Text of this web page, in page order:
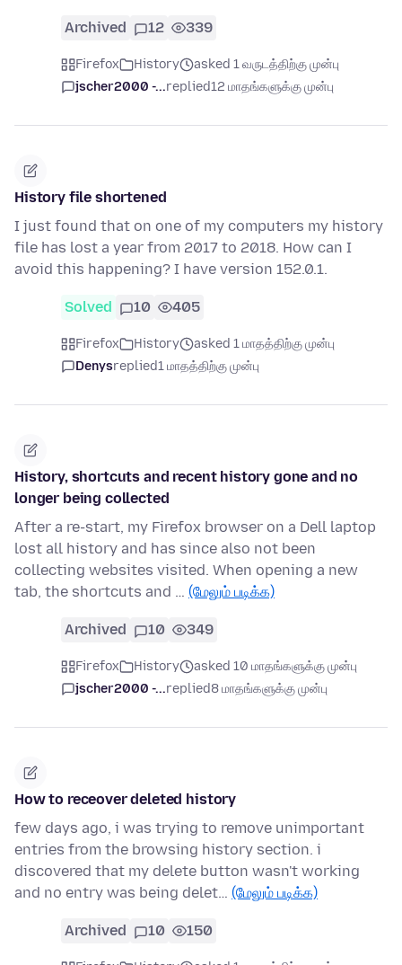
Archived 12 339
Firefox History
asked 1 வருடத்திற்கு முன்பு
jscher2000 -...replied12 மாதங்களுக்கு முன்பு
History file shortened
I just found that on one of my computers my history
file has lost a year from 2017 to 2018. How can I
avoid this happening? I have version 152.0.1.
Solved 10 405
Firefox History
asked 1 மாதத்திற்கு முன்பு
Denysreplied1 மாதத்திற்கு முன்பு
History, shortcuts and recent history gone and no
longer being collected
After a re-start, my Firefox browser on a Dell laptop
lost all history and has since also not been
collecting websites visited. When opening a new
tab, the shortcuts and … (மேலும் படிக்க)
Archived 10 349
Firefox History
asked 10 மாதங்களுக்கு முன்பு
jscher2000 -...replied8 மாதங்களுக்கு முன்பு
How to receover deleted history
few days ago, i was trying to remove unimportant
entries from the browsing history section. i
discovered that my delete button wasn't working
and no entry was being delet… (மேலும் படிக்க)
Archived 10 150